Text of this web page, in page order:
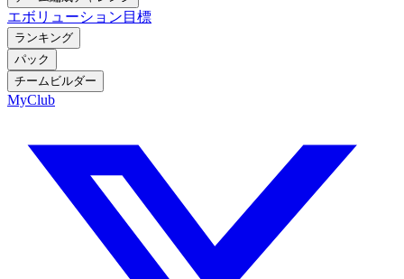
エボリューション 目標
ランキング
パック
チームビルダー
MyClub